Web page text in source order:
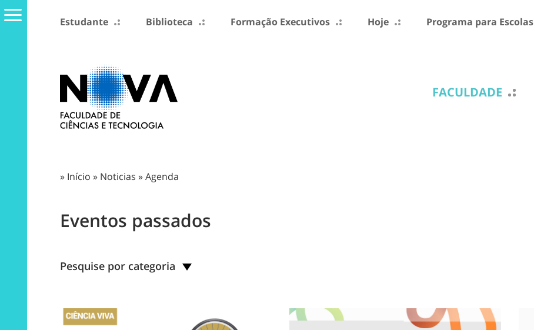
Estudante Biblioteca Formação Executivos Hoje Programa para Escolas
FACULDADE
» Início » Noticias »Agenda
Eventos passados
Pesquise por categoria